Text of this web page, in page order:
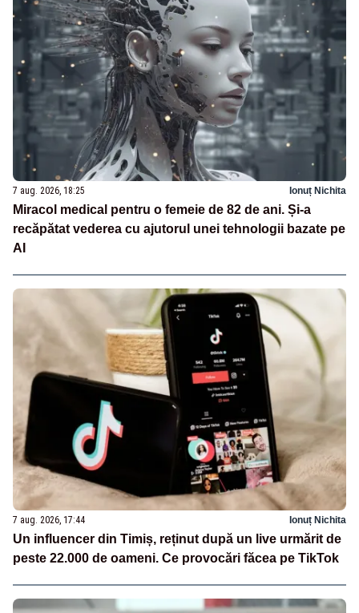
7 aug. 2026, 18:25 Ionuț Nichita
Miracol medical pentru o femeie de 82 de ani. Și-a
recăpătat vederea cu ajutorul unei tehnologii bazate pe
AI
7 aug. 2026, 17:44 Ionuț Nichita
Un influencer din Timiș, reținut după un live urmărit de
peste 22.000 de oameni. Ce provocări făcea pe TikTok